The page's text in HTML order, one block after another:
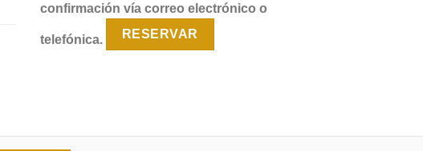
confirmación vía correo electrónico o
telefónica. RESERVAR